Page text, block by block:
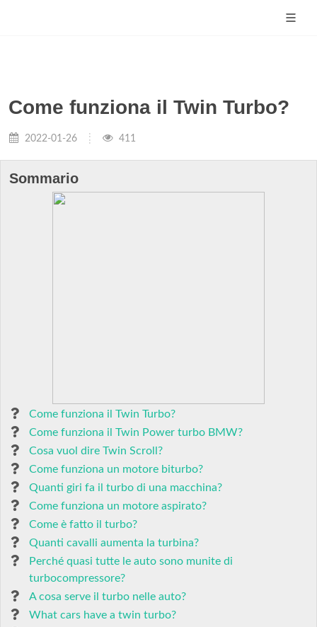
Come funziona il Twin Turbo?
2022-01-26 411
Sommario
Come funziona il Twin Turbo?
Come funziona il Twin Power turbo BMW?
Cosa vuol dire Twin Scroll?
Come funziona un motore biturbo?
Quanti giri fa il turbo di una macchina?
Come funziona un motore aspirato?
Come è fatto il turbo?
Quanti cavalli aumenta la turbina?
Perché quasi tutte le auto sono munite di
turbocompressore?
A cosa serve il turbo nelle auto?
What cars have a twin turbo?